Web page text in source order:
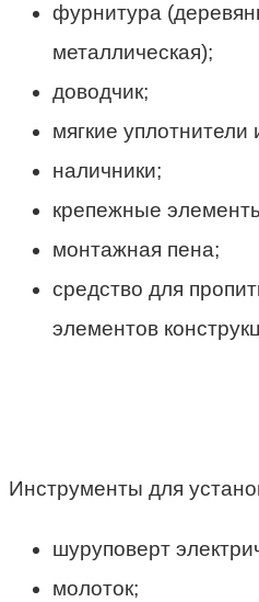
фурнитура
металлическая);
доводчик;
мягкие уплотнители
наличники;
крепежные
монтажная пена;
средство для
элементов
Инструменты для
шуруповерт
молоток;